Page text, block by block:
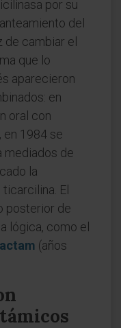
por su
del
cambiar el
que lo
aparecieron
en
oral con
en 1984 se
mediados de
la
El
posterior de
lógica, como el
(años